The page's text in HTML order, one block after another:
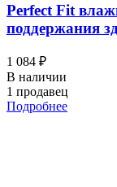
Perfect Fit
поддержания
1 084 ₽
В наличии
1 продавец
Подробнее